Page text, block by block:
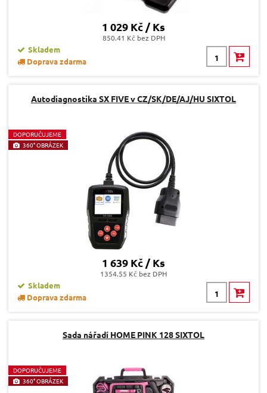
1 029 Kč / Ks
850.41 Kč bez DPH
Skladem
Doprava zdarma
Autodiagnostika SX FIVE v CZ/SK/DE/AJ/HU SIXTOL
DOPORUČUJEME
360° OBRÁZEK
1 639 Kč / Ks
1354.55 Kč bez DPH
Skladem
Doprava zdarma
Sada nářadí HOME PINK 128 SIXTOL
DOPORUČUJEME
360° OBRÁZEK